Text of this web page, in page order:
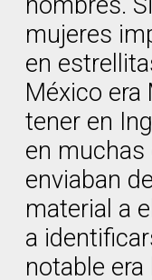
mujeres
en
México era
tener en
en
enviaban
material a
a
notable